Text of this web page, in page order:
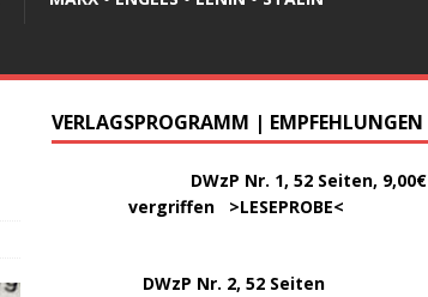
VERLAGSPROGRAMM | EMPFEHLUNGEN
DWzP Nr. 1, 52 Seiten, 9,00€
vergriffen >LESEPROBE<
DWzP Nr. 2, 52 Seiten